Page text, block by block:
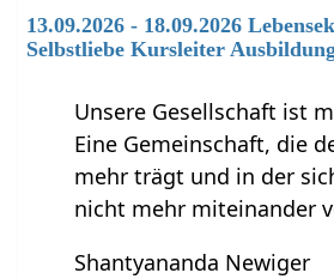
13.09.2026 - 18.09.2026
Selbstliebe Kursleiter
Unsere Gesellschaft ist
Eine Gemeinschaft, die
mehr trägt und in der
nicht mehr miteinander
Shantyananda Newiger